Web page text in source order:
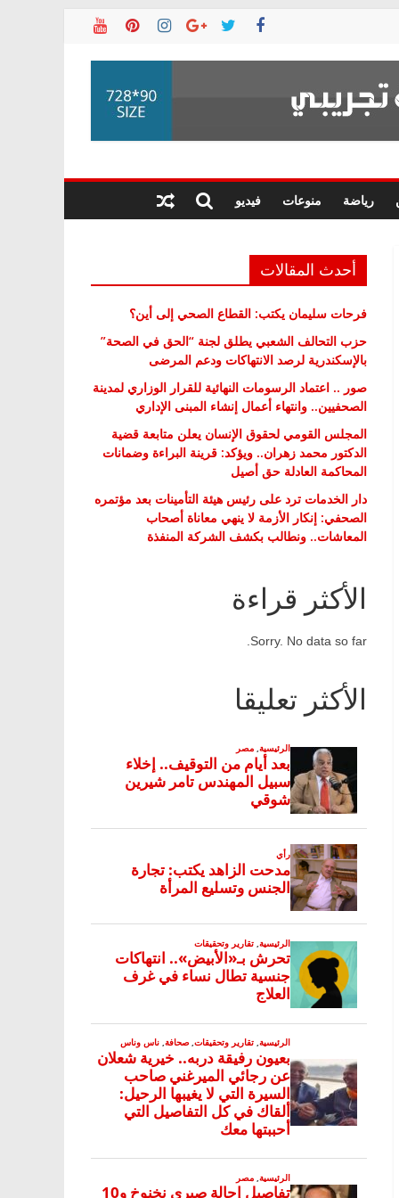
رياضة منوعات فيديو
أحدث المقالات
فرحات سليمان يكتب: القطاع الصحي إلى أين؟
حزب التحالف الشعبي يطلق لجنة “الحق في الصحة”
بالإسكندرية لرصد الانتهاكات ودعم المرضى
صور .. اعتماد الرسومات النهائية للقرار الوزاري لمدينة
الصحفيين.. وانتهاء أعمال إنشاء المبنى الإداري
المجلس القومي لحقوق الإنسان يعلن متابعة قضية
الدكتور محمد زهران.. ويؤكد: قرينة البراءة وضمانات
المحاكمة العادلة حق أصيل
دار الخدمات ترد على رئيس هيئة التأمينات بعد مؤتمره
الصحفي: إنكار الأزمة لا ينهي معاناة أصحاب
المعاشات.. ونطالب بكشف الشركة المنفذة
الأكثر قراءة
Sorry. No data so far.
الأكثر تعليقا